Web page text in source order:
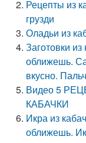
Рецепты из
грузди
Оладьи из
Заготовки
оближешь.
вкусно.
Видео 5
КАБАЧКИ
Икра из
оближешь.